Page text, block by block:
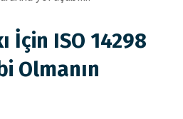
İçin ISO 14298
Olmanın